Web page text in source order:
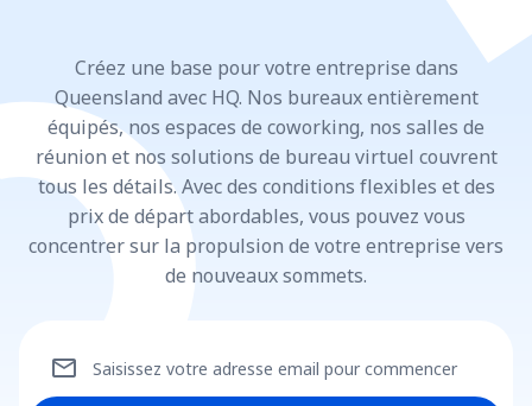
Créez une base pour votre entreprise dans
Queensland avec HQ. Nos bureaux entièrement
équipés, nos espaces de coworking, nos salles de
réunion et nos solutions de bureau virtuel couvrent
tous les détails. Avec des conditions flexibles et des
prix de départ abordables, vous pouvez vous
concentrer sur la propulsion de votre entreprise vers
de nouveaux sommets.
Saisissez votre adresse email pour commencer
mail